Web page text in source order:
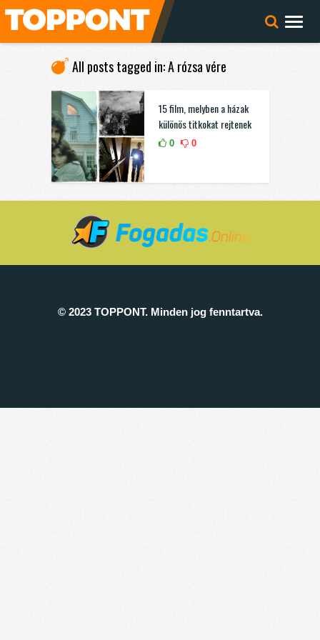
All posts tagged in: A rózsa vére
15 film, melyben a házak
különös titkokat rejtenek
0 0
© 2023 TOPPONT. Minden jog fenntartva.